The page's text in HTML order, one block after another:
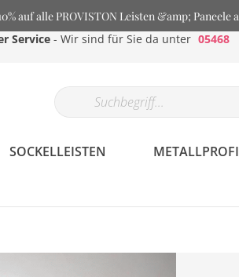
auf alle PROVISTON Leisten &amp;
Service - Wir sind für Sie da unter 05468
SOCKELLEISTEN